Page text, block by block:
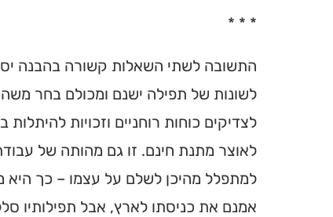
* * *
התשובה לשתי השאלות קשורה בהבנה
לשונות של תפילה ישנם ומכולם בחר
לצדיקים כוחות רוחניים וזכויות
לאוצר מתנת חינם. זו גם מהותה של
למתפלל מהיכן לשלם על עצמו – כך
אמנם את כניסתו לארץ, אבל תפילותיו